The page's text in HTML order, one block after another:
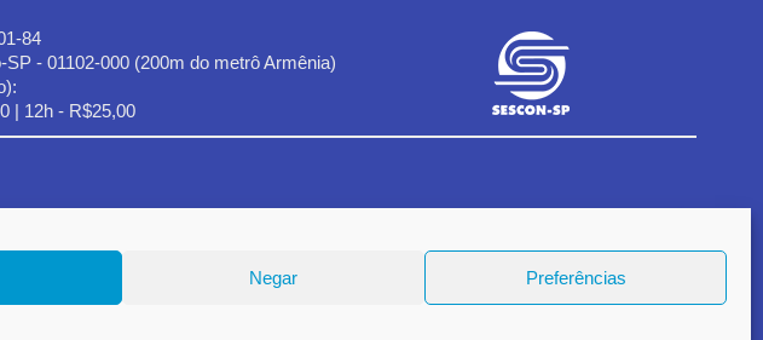
Negar Preferências
84
- 01102-000 (200m do metrô Armênia)
| 12h - R$25,00
da Finalidade,
IX do Art. 7º da Lei nº 13.709/18.
1